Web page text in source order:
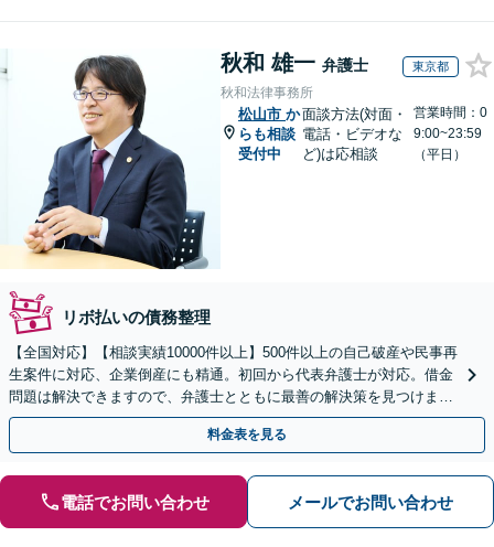
秋和 雄一 弁護士 東京都
秋和法律事務所
松山市 か
らも相談
受付中
面談方法(対面・
電話・ビデオな
ど)は応相談
営業時間：0
9:00~23:59
（平日）
リボ払いの債務整理
【全国対応】【相談実績10000件以上】500件以上の自己破産や民事再
生案件に対応、企業倒産にも精通。初回から代表弁護士が対応。借金
問題は解決できますので、弁護士とともに最善の解決策を見つけまし
ょう【初回相談無料】【法テラス利用可】
料金表を見る
電話でお問い合わせ メールでお問い合わせ